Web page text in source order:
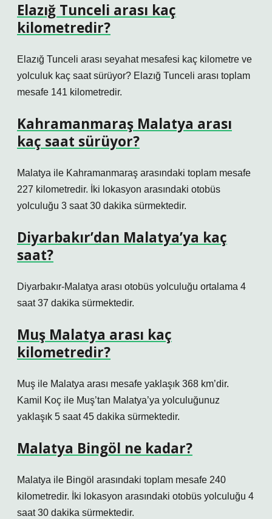
Elazığ Tunceli arası kaç
kilometredir?
Elazığ Tunceli arası seyahat mesafesi kaç kilometre ve
yolculuk kaç saat sürüyor? Elazığ Tunceli arası toplam
mesafe 141 kilometredir.
Kahramanmaraş Malatya arası
kaç saat sürüyor?
Malatya ile Kahramanmaraş arasındaki toplam mesafe
227 kilometredir. İki lokasyon arasındaki otobüs
yolculuğu 3 saat 30 dakika sürmektedir.
Diyarbakır’dan Malatya’ya kaç
saat?
Diyarbakır-Malatya arası otobüs yolculuğu ortalama 4
saat 37 dakika sürmektedir.
Muş Malatya arası kaç
kilometredir?
Muş ile Malatya arası mesafe yaklaşık 368 km’dir.
Kamil Koç ile Muş’tan Malatya’ya yolculuğunuz
yaklaşık 5 saat 45 dakika sürmektedir.
Malatya Bingöl ne kadar?
Malatya ile Bingöl arasındaki toplam mesafe 240
kilometredir. İki lokasyon arasındaki otobüs yolculuğu 4
saat 30 dakika sürmektedir.